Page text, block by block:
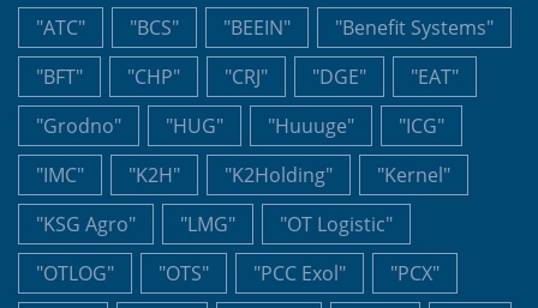
"ATC" "BCS" "BEEIN"
"Benefit Systems"
"BFT"
"CHP" "CRJ" "DGE"
"EAT"
"Grodno"
"HUG" "Huuuge"
"ICG"
"IMC"
"K2H" "K2Holding"
"Kernel"
"KSG Agro"
"LMG"
"OT Logistic"
"OTLOG"
"OTS" "PCC Exol"
"PCX"